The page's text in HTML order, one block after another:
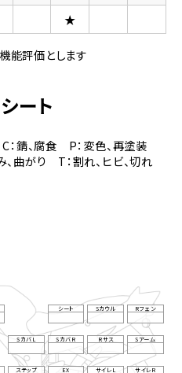
★
能評価とします
ート
錆、腐食 P：変色、再塗装
曲がり T：割れ、ヒビ、切れ
シート Sカウル Rフェン
SカバL SカバR Rサス Sアーム
ステップ EX サイレL サイレR